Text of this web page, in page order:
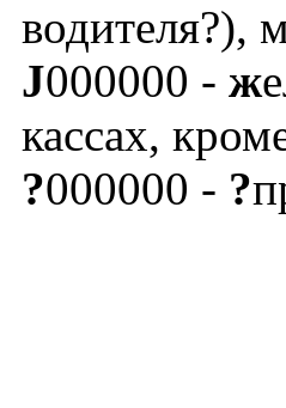
водителя?),
J000000 - ж
кассах,
?000000 - ?